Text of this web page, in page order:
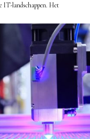
IT-landschappen. Het